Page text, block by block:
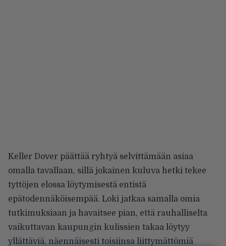
Keller Dover päättää ryhtyä selvittämään asiaa
omalla tavallaan, sillä jokainen kuluva hetki tekee
tyttöjen elossa löytymisestä entistä
epätodennäköisempää. Loki jatkaa samalla omia
tutkimuksiaan ja havaitsee pian, että rauhalliselta
vaikuttavan kaupungin kulissien takaa löytyy
yllättäviä, näennäisesti toisiinsa liittymättömiä